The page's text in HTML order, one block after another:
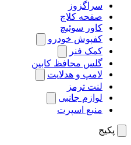
سراگزوز
صفحه کلاچ
کاور سوئیچ
کفپوش خودرو
کمک فنر
گلس محافظ کابین
لامپ و هدلایت
لنت ترمز
لوازم جانبی
منبع اسپرت
پکیج